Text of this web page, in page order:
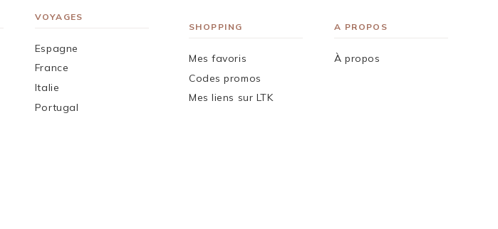
VOYAGES
Espagne
France
Italie
Portugal
SHOPPING
Mes favoris
Codes promos
Mes liens sur LTK
A PROPOS
À propos